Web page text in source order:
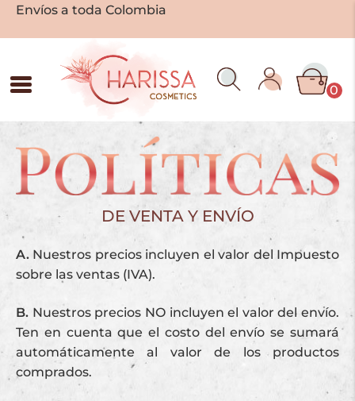
Envíos a toda Colombia
0
DE VENTA Y ENVÍO
A. Nuestros precios incluyen el valor del Impuesto
sobre las ventas (IVA).
B. Nuestros precios NO incluyen el valor del envío.
Ten en cuenta que el costo del envío se sumará
automáticamente al valor de los productos
comprados.